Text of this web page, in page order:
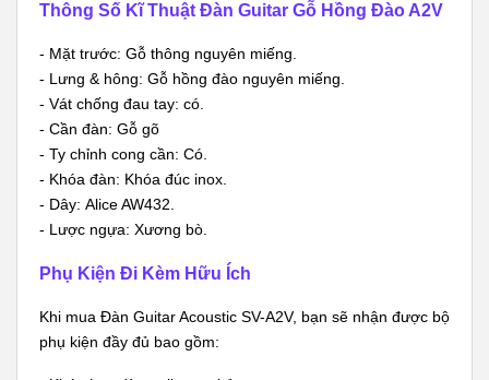
Thông Số Kĩ Thuật Đàn Guitar Gỗ Hồng Đào A2V
- Mặt trước: Gỗ thông nguyên miếng.
- Lưng & hông: Gỗ hồng đào nguyên miếng.
- Vát chống đau tay: có.
- Cần đàn: Gỗ gõ
- Ty chỉnh cong cần: Có.
- Khóa đàn: Khóa đúc inox.
- Dây: Alice AW432.
- Lược ngựa: Xương bò.
Phụ Kiện Đi Kèm Hữu Ích
Khi mua Đàn Guitar Acoustic SV-A2V, bạn sẽ nhận được bộ
phụ kiện đầy đủ bao gồm: